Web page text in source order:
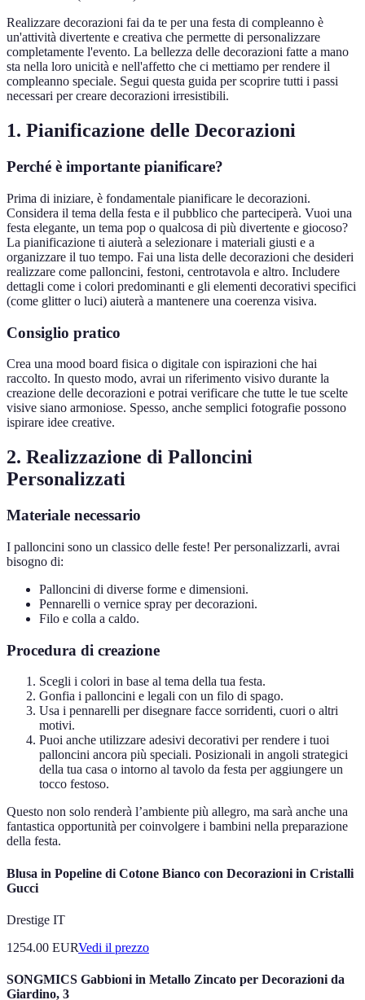
Realizzare decorazioni fai da te per una festa di compleanno è
un'attività divertente e creativa che permette di personalizzare
completamente l'evento. La bellezza delle decorazioni fatte a mano
sta nella loro unicità e nell'affetto che ci mettiamo per rendere il
compleanno speciale. Segui questa guida per scoprire tutti i passi
necessari per creare decorazioni irresistibili.
1. Pianificazione delle Decorazioni
Perché è importante pianificare?
Prima di iniziare, è fondamentale pianificare le decorazioni.
Considera il tema della festa e il pubblico che parteciperà. Vuoi una
festa elegante, un tema pop o qualcosa di più divertente e giocoso?
La pianificazione ti aiuterà a selezionare i materiali giusti e a
organizzare il tuo tempo. Fai una lista delle decorazioni che desideri
realizzare come palloncini, festoni, centrotavola e altro. Includere
dettagli come i colori predominanti e gli elementi decorativi specifici
(come glitter o luci) aiuterà a mantenere una coerenza visiva.
Consiglio pratico
Crea una mood board fisica o digitale con ispirazioni che hai
raccolto. In questo modo, avrai un riferimento visivo durante la
creazione delle decorazioni e potrai verificare che tutte le tue scelte
visive siano armoniose. Spesso, anche semplici fotografie possono
ispirare idee creative.
2. Realizzazione di Palloncini
Personalizzati
Materiale necessario
I palloncini sono un classico delle feste! Per personalizzarli, avrai
bisogno di:
Palloncini di diverse forme e dimensioni.
Pennarelli o vernice spray per decorazioni.
Filo e colla a caldo.
Procedura di creazione
Scegli i colori in base al tema della tua festa.
Gonfia i palloncini e legali con un filo di spago.
Usa i pennarelli per disegnare facce sorridenti, cuori o altri
motivi.
Puoi anche utilizzare adesivi decorativi per rendere i tuoi
palloncini ancora più speciali. Posizionali in angoli strategici
della tua casa o intorno al tavolo da festa per aggiungere un
tocco festoso.
Questo non solo renderà l’ambiente più allegro, ma sarà anche una
fantastica opportunità per coinvolgere i bambini nella preparazione
della festa.
Blusa in Popeline di Cotone Bianco con Decorazioni in Cristalli
Gucci
Drestige IT
1254.00 EURVedi il prezzo
SONGMICS Gabbioni in Metallo Zincato per Decorazioni da
Giardino, 3